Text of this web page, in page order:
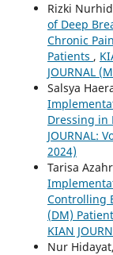
Rizki
of Deep
Chronic
Patients ,
JOURNAL
Salsya
Dressing in
JOURNAL:
2024)
Tarisa
Controlling
(DM)
KIAN
Nur